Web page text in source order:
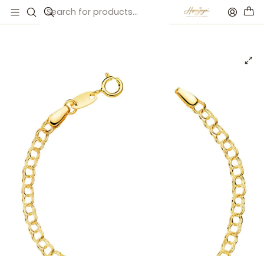
Inicio Catálogo Esclava húngara de bebé Oro 18k